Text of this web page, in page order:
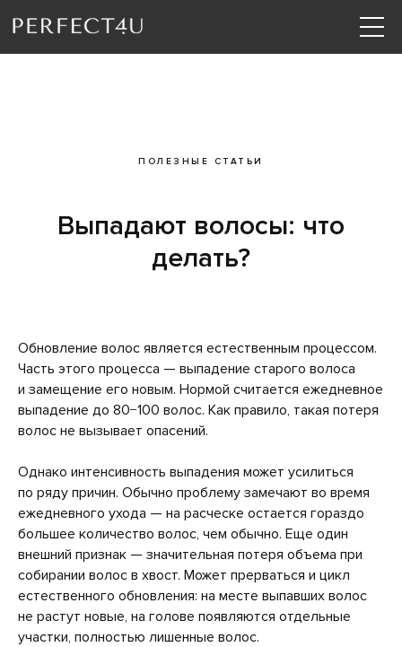
ПОЛЕЗНЫЕ СТАТЬИ
Выпадают волосы: что
делать?
Обновление волос является естественным процессом.
Часть этого процесса — выпадение старого волоса
и замещение его новым. Нормой считается ежедневное
выпадение до 80−100 волос. Как правило, такая потеря
волос не вызывает опасений.
Однако интенсивность выпадения может усилиться
по ряду причин. Обычно проблему замечают во время
ежедневного ухода — на расческе остается гораздо
большее количество волос, чем обычно. Еще один
внешний признак — значительная потеря объема при
собирании волос в хвост. Может прерваться и цикл
естественного обновления: на месте выпавших волос
не растут новые, на голове появляются отдельные
участки, полностью лишенные волос.